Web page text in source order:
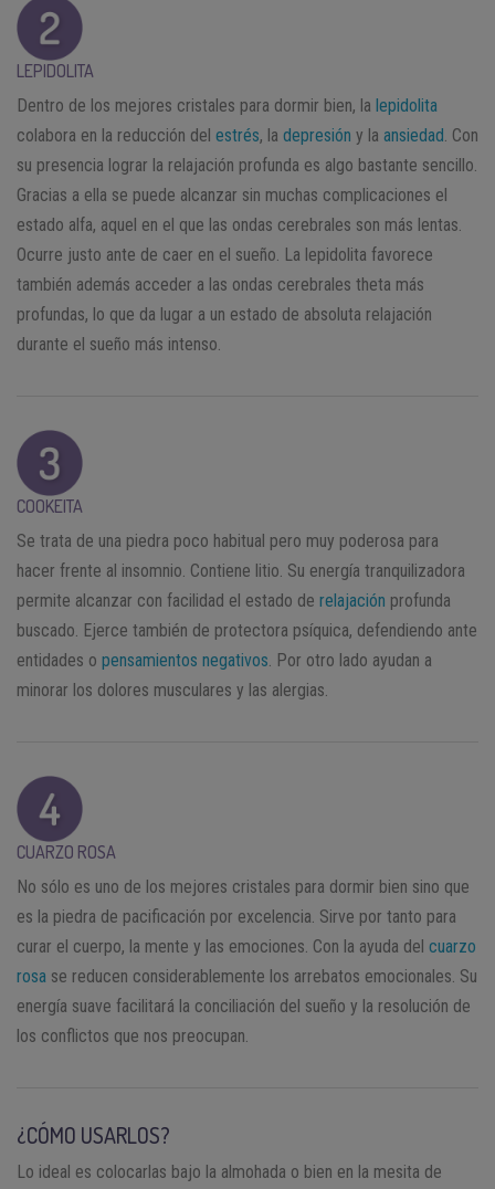
LEPIDOLITA
Dentro de los mejores cristales para dormir bien, la lepidolita
colabora en la reducción del estrés, la depresión y la ansiedad . Con
su presencia lograr la relajación profunda es algo bastante sencillo.
Gracias a ella se puede alcanzar sin muchas complicaciones el
estado alfa, aquel en el que las ondas cerebrales son más lentas.
Ocurre justo ante de caer en el sueño. La lepidolita favorece
también además acceder a las ondas cerebrales theta más
profundas, lo que da lugar a un estado de absoluta relajación
durante el sueño más intenso.
COOKEITA
Se trata de una piedra poco habitual pero muy poderosa para
hacer frente al insomnio. Contiene litio. Su energía tranquilizadora
permite alcanzar con facilidad el estado de relajación profunda
buscado. Ejerce también de protectora psíquica, defendiendo ante
entidades o pensamientos negativos . Por otro lado ayudan a
minorar los dolores musculares y las alergias.
CUARZO ROSA
No sólo es uno de los mejores cristales para dormir bien sino que
es la piedra de pacificación por excelencia. Sirve por tanto para
curar el cuerpo, la mente y las emociones. Con la ayuda del cuarzo
rosa se reducen considerablemente los arrebatos emocionales. Su
energía suave facilitará la conciliación del sueño y la resolución de
los conflictos que nos preocupan.
¿CÓMO USARLOS?
Lo ideal es colocarlas bajo la almohada o bien en la mesita de